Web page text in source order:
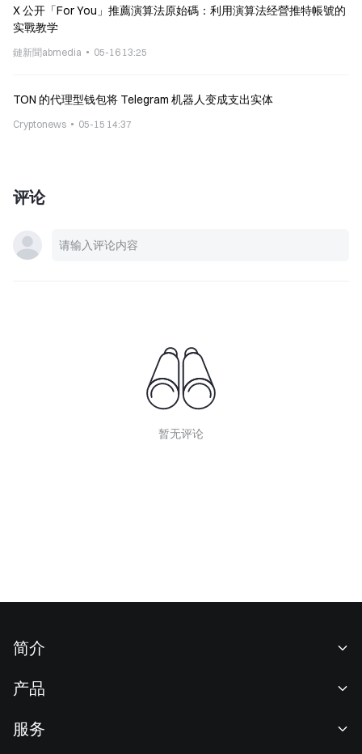
X 公开「For You」推薦演算法原始碼：利用演算法经營推特帳號的
实戰教学
鏈新聞abmedia 05-16 13:25
TON 的代理型钱包将 Telegram 机器人变成支出实体
Cryptonews 05-15 14:37
评论
暂无评论
简介
新闻中心
产品
服务